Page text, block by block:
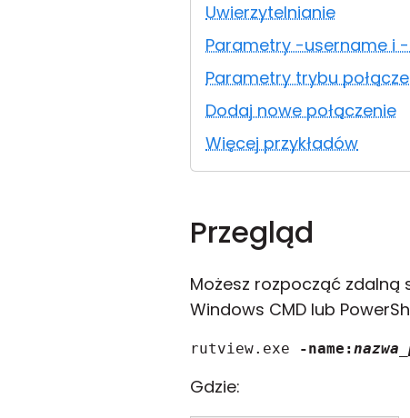
Uwierzytelnianie
Parametry -username i
Parametry trybu
Dodaj nowe połączenie
Więcej przykładów
Przegląd
Możesz rozpocząć zdalną
Windows CMD lub
rutview.exe -name:
Gdzie: